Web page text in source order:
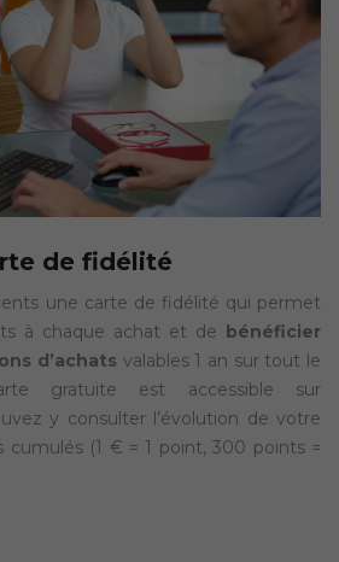
de fidélité
une carte de fidélité qui permet
à chaque achat et de bénéficier
d’achats valables 1 an sur tout le
gratuite est accessible sur
y consulter l’évolution de votre
(1 € = 1 point, 300 points =